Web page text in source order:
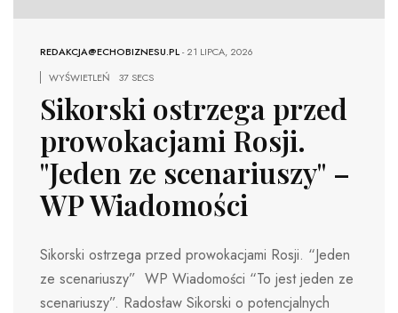
REDAKCJA@ECHOBIZNESU.PL-21 LIPCA, 2026
WYŚWIETLEŃ
37 SECS
Sikorski ostrzega przed
prowokacjami Rosji.
"Jeden ze scenariuszy" –
WP Wiadomości
Sikorski ostrzega przed prowokacjami Rosji. “Jeden
ze scenariuszy” WP Wiadomości “To jest jeden ze
scenariuszy”. Radosław Sikorski o potencjalnych